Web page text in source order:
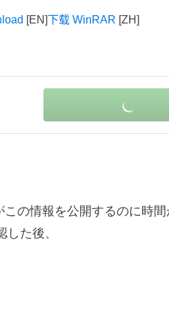
下载 WinRAR
の情報を公開するのに時
た後、